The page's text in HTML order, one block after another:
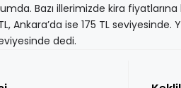
Bazı illerimizde kira fiyatlarına
Ankara’da ise 175 TL
dedi.